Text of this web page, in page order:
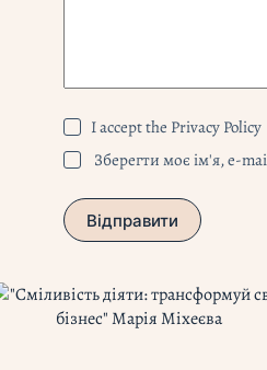
I accept the Privacy Policy
Зберегти моє ім'я, e-
Відправити